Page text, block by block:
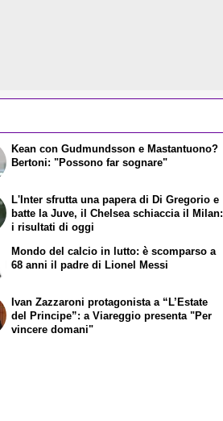
Kean con Gudmundsson e Mastantuono?
Bertoni: "Possono far sognare"
L'Inter sfrutta una papera di Di Gregorio e
batte la Juve, il Chelsea schiaccia il Milan:
i risultati di oggi
Mondo del calcio in lutto: è scomparso a
68 anni il padre di Lionel Messi
Ivan Zazzaroni protagonista a “L’Estate
del Principe”: a Viareggio presenta "Per
vincere domani"